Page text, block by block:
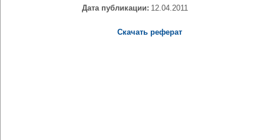
Дата публикации: 12.04.2011
Скачать реферат